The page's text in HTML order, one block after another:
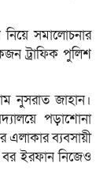
সমালোচনার
ট্রাফিক পুলিশ
নুসরাত জাহান।
পড়াশোনা
এলাকার ব্যবসায়ী
বর ইরফান নিজেও